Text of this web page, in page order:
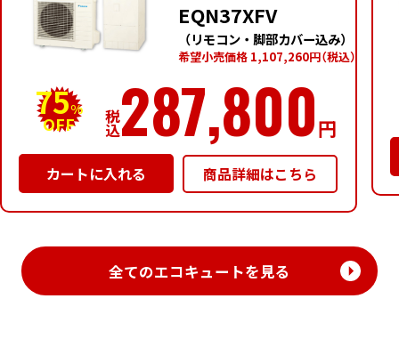
EQN37XFV
（リモコン・脚部カバー込み）
希望⼩売価格 1,107,260円（税込）
75%
OFF 税
込287,800円
商品詳細はこちら
全てのエコキュートを見る